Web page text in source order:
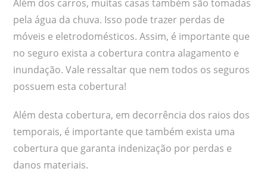
Além dos carros, muitas casas também são tomadas
pela água da chuva. Isso pode trazer perdas de
móveis e eletrodomésticos. Assim, é importante que
no seguro exista a cobertura contra alagamento e
inundação. Vale ressaltar que nem todos os seguros
possuem esta cobertura!
Além desta cobertura, em decorrência dos raios dos
temporais, é importante que também exista uma
cobertura que garanta indenização por perdas e
danos materiais.